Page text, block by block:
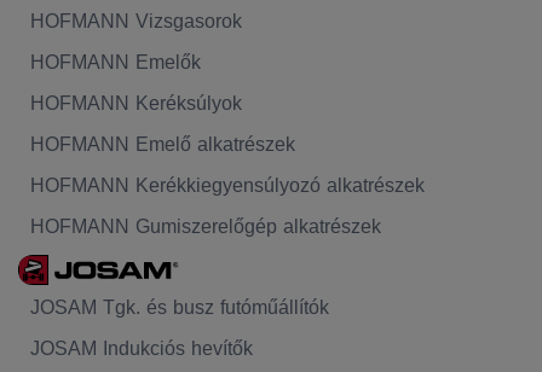
HOFMANN Vizsgasorok
HOFMANN Emelők
HOFMANN Keréksúlyok
HOFMANN Emelő alkatrészek
HOFMANN Kerékkiegyensúlyozó alkatrészek
HOFMANN Gumiszerelőgép alkatrészek
JOSAM Tgk. és busz futóműállítók
JOSAM Indukciós hevítők